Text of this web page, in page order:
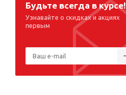
Будьте всегда в курсе!
Узнавайте о скидках и акциях
первым